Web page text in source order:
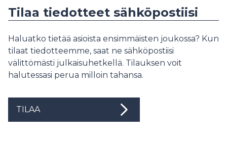
Tilaa tiedotteet sähköpostiisi
Haluatko tietää asioista ensimmäisten joukossa? Kun
tilaat tiedotteemme, saat ne sähköpostiisi
välittömästi julkaisuhetkellä. Tilauksen voit
halutessasi perua milloin tahansa.
TILAA